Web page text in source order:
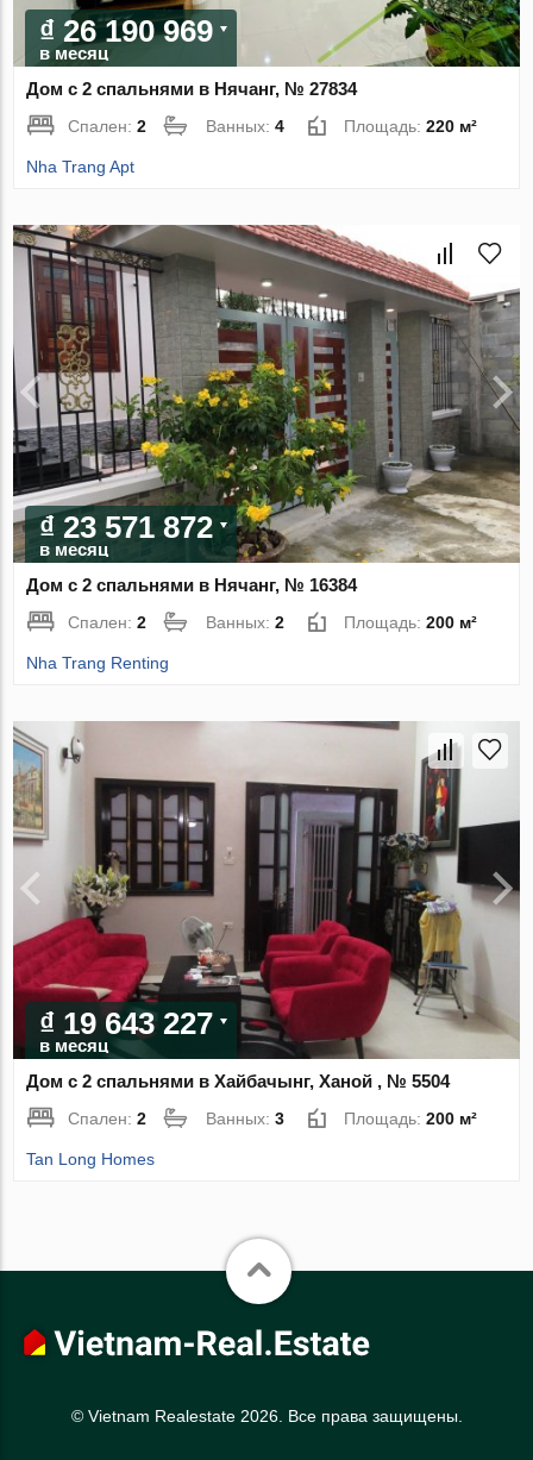
₫ 26 190 969
в месяц
Дом с 2 спальнями в Нячанг, № 27834
Спален:2 Ванных:4 Площадь:220 м²
Nha Trang Apt
₫ 23 571 872
в месяц
Дом с 2 спальнями в Нячанг, № 16384
Спален:2 Ванных:2 Площадь:200 м²
Nha Trang Renting
₫ 19 643 227
в месяц
Дом с 2 спальнями в Хайбачынг, Ханой , № 5504
Спален:2 Ванных:3 Площадь:200 м²
Tan Long Homes
© Vietnam Realestate 2026. Все права защищены.